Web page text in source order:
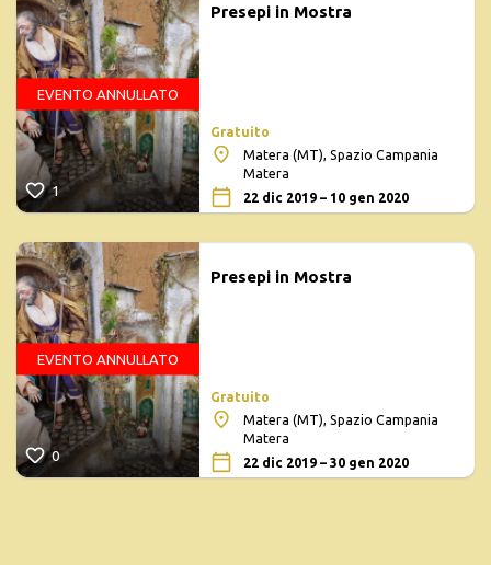
1
EVENTO ANNULLATO
Presepi in Mostra
Gratuito
Matera (MT), Spazio Campania
Matera
22 dic 2019 – 10 gen 2020
0
EVENTO ANNULLATO
Presepi in Mostra
Gratuito
Matera (MT), Spazio Campania
Matera
22 dic 2019 – 30 gen 2020